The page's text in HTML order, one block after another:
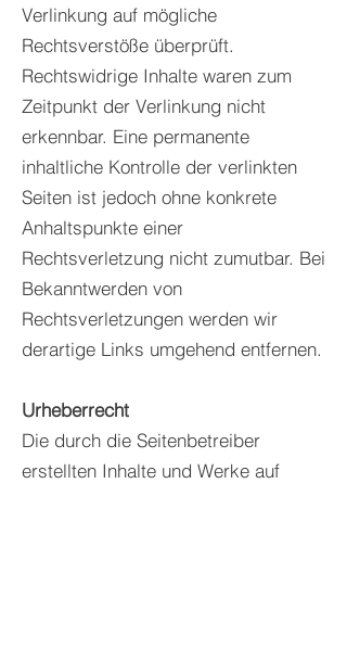
Verlinkung auf mögliche
Rechtsverstöße überprüft.
Rechtswidrige Inhalte waren zum
Zeitpunkt der Verlinkung nicht
erkennbar. Eine permanente
inhaltliche Kontrolle der verlinkten
Seiten ist jedoch ohne konkrete
Anhaltspunkte einer
Rechtsverletzung nicht zumutbar. Bei
Bekanntwerden von
Rechtsverletzungen werden wir
derartige Links umgehend entfernen.
Urheberrecht
Die durch die Seitenbetreiber
erstellten Inhalte und Werke auf